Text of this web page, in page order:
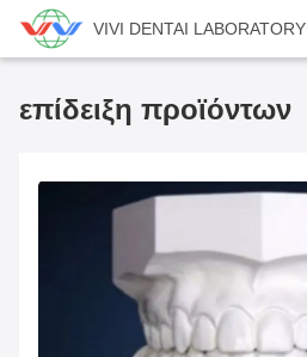
VIVI DENTAI LABORATORY
επίδειξη προϊόντων